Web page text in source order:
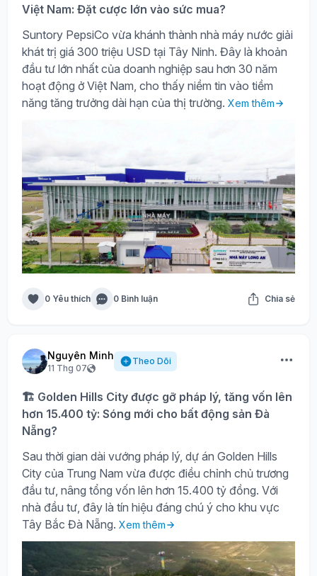
Việt Nam: Đặt cược lớn vào sức mua?
Suntory PepsiCo vừa khánh thành nhà máy nước giải
khát trị giá 300 triệu USD tại Tây Ninh. Đây là khoản
đầu tư lớn nhất của doanh nghiệp sau hơn 30 năm
hoạt động ở Việt Nam, cho thấy niềm tin vào tiềm
năng tăng trưởng dài hạn của thị trường. Xem thêm
0 Yêu thích 0 Bình luận Chia sẻ
Nguyên Minh
11 Thg 07
Theo Dõi
🏗️ Golden Hills City được gỡ pháp lý, tăng vốn lên
hơn 15.400 tỷ: Sóng mới cho bất động sản Đà
Nẵng?
Sau thời gian dài vướng pháp lý, dự án Golden Hills
City của Trung Nam vừa được điều chỉnh chủ trương
đầu tư, nâng tổng vốn lên hơn 15.400 tỷ đồng. Với
nhà đầu tư, đây là tín hiệu đáng chú ý cho khu vực
Tây Bắc Đà Nẵng. Xem thêm